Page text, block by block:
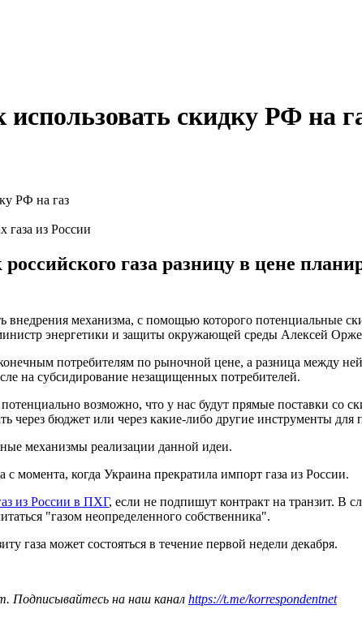
скидку РФ на
газа из России
газа разницу в цене
внедрения механизма, с помощью которого потенциальные
энергетики и защиты окружающей среды Алексей
конечным потребителям по рыночной цене, а разница между
на субсидирование незащищенных потребителей.
возможно, что у нас будут прямые поставки со
через бюджет или через какие-либо другие инструменты
механизмы реализации данной идеи.
момента, когда Украина прекратила импорт газа из России.
из России в ПХГ, если не подпишут контракт на транзит. В
"газом неопределенного собственника".
газа может состояться в течение первой недели декабря.
Подписывайтесь на наш канал https://t.me/korrespondentnet